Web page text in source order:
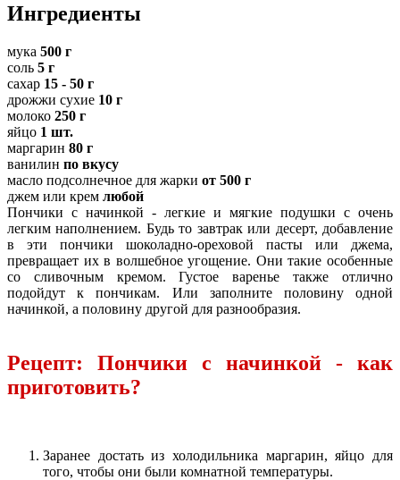
Ингредиенты
мука 500 г
соль 5 г
сахар 15 - 50 г
дрожжи сухие 10 г
молоко 250 г
яйцо 1 шт.
маргарин 80 г
ванилин по вкусу
масло подсолнечное для жарки от 500 г
джем или крем любой
Пончики с начинкой - легкие и мягкие подушки с очень
легким наполнением. Будь то завтрак или десерт, добавление
в эти пончики шоколадно-ореховой пасты или джема,
превращает их в волшебное угощение. Они такие особенные
со сливочным кремом. Густое варенье также отлично
подойдут к пончикам. Или заполните половину одной
начинкой, а половину другой для разнообразия.
Рецепт: Пончики с начинкой - как
приготовить?
Заранее достать из холодильника маргарин, яйцо для
того, чтобы они были комнатной температуры.